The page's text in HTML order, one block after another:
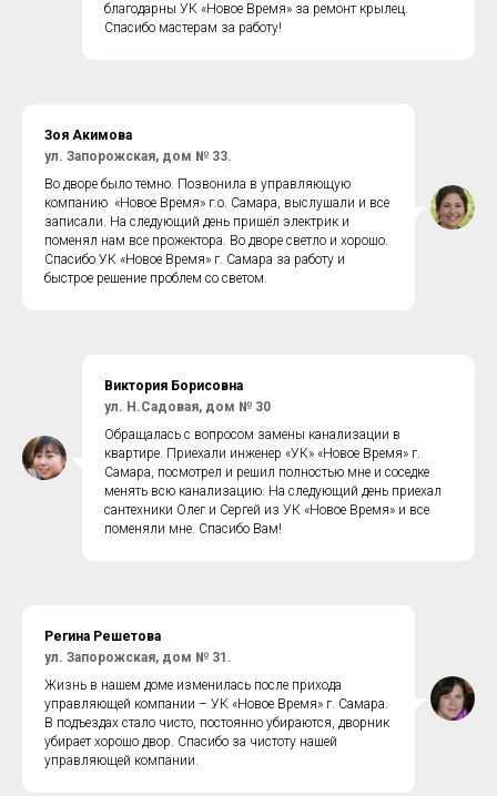
благодарны УК «Новое Время» за ремонт крылец.
Спасибо мастерам за работу!
Зоя Акимова
ул. Запорожская, дом № 33.
Во дворе было темно. Позвонила в управляющую
компанию «Новое Время» г.о. Самара, выслушали и все
записали. На следующий день пришёл электрик и
поменял нам все прожектора. Во дворе светло и хорошо.
Спасибо УК «Новое Время» г. Самара за работу и
быстрое решение проблем со светом.
Виктория Борисовна
ул. Н.Садовая, дом № 30
Обращалась с вопросом замены канализации в
квартире. Приехали инженер «УК» «Новое Время» г.
Самара, посмотрел и решил полностью мне и соседке
менять всю канализацию. На следующий день приехал
сантехники Олег и Сергей из УК «Новое Время» и все
поменяли мне. Спасибо Вам!
Регина Решетова
ул. Запорожская, дом № 31.
Жизнь в нашем доме изменилась после прихода
управляющей компании – УК «Новое Время» г. Самара.
В подъездах стало чисто, постоянно убираются, дворник
убирает хорошо двор. Спасибо за чистоту нашей
управляющей компании.